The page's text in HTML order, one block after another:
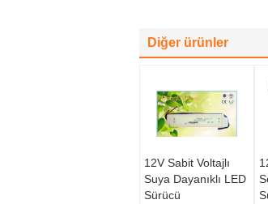
Diğer ürünler
12V Sabit Voltajlı
Suya Dayanıklı LED
Sürücü